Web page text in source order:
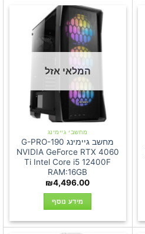
המלאי אזל
מחשבי גיימינג
מחשב גיימינג G-PRO-190
NVIDIA GeForce RTX 4060
Ti Intel Core i5 12400F
RAM:16GB
₪4,496.00
מידע נוסף